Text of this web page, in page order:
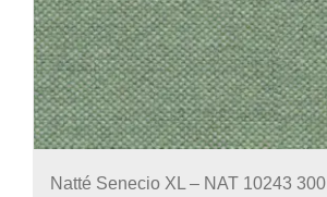
Natté Senecio XL – NAT 10243 300